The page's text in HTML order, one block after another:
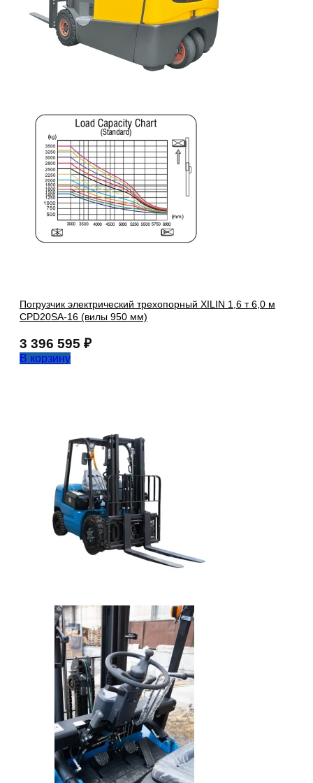
Погрузчик электрический трехопорный XILIN 1,6 т 6,0 м
CPD20SA-16 (вилы 950 мм)
3 396 595 ₽
В корзину